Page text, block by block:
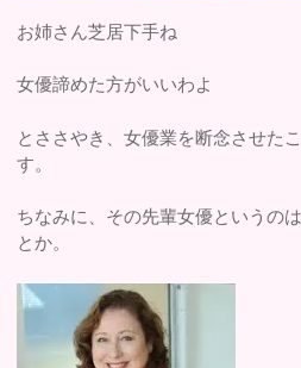
お姉さん芝居下手ね
女優諦めた方がいいわよ
とささやき、女優業を断念させた
す。
ちなみに、その先輩女優というの
とか。